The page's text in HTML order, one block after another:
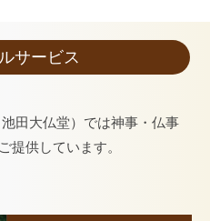
サービス
田大仏堂）では神事・仏事
提供しています。